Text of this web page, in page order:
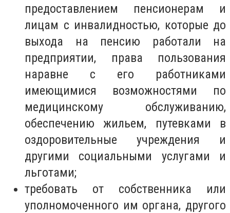
предоставлением пенсионерам и
лицам с инвалидностью, которые до
выхода на пенсию работали на
предприятии, права пользования
наравне с его работниками
имеющимися возможностями по
медицинскому обслуживанию,
обеспечению жильем, путевками в
оздоровительные учреждения и
другими социальными услугами и
льготами;
требовать от собственника или
уполномоченного им органа, другого